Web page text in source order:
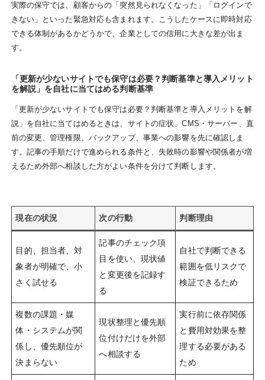
実際の保守では、顧客からの「突然見られなくなった」「ログインで
きない」といった緊急対応も含まれます。こうしたケースに即時対応
できる体制があるかどうかで、企業としての信用に大きな差が出ま
す。
「更新が少ないサイトでも保守は必要？判断基準と導入メリット
を解説」を自社に当てはめる判断基準
「更新が少ないサイトでも保守は必要？判断基準と導入メリットを解
説」を自社に当てはめるときは、サイトの症状、CMS・サーバー、直
前の変更、管理権限、バックアップ、事業への影響を先に確認しま
す。記事の手順だけで進められる条件と、失敗時の影響や関係者が増
えるため外部へ相談した方がよい条件を分けて判断します。
現在の状況 次の行動 判断理由
目的、担当者、対
象者が明確で、小
さく試せる
記事のチェック項
目を使い、現状値
と変更後を記録す
る
自社で判断できる
範囲を低リスクで
検証できるため
複数の課題・媒
体・システムが関
係し、優先順位が
決まらない
現状整理と優先順
位付けだけを外部
へ相談する
実行前に依存関係
と費用対効果を整
理する必要がある
ため